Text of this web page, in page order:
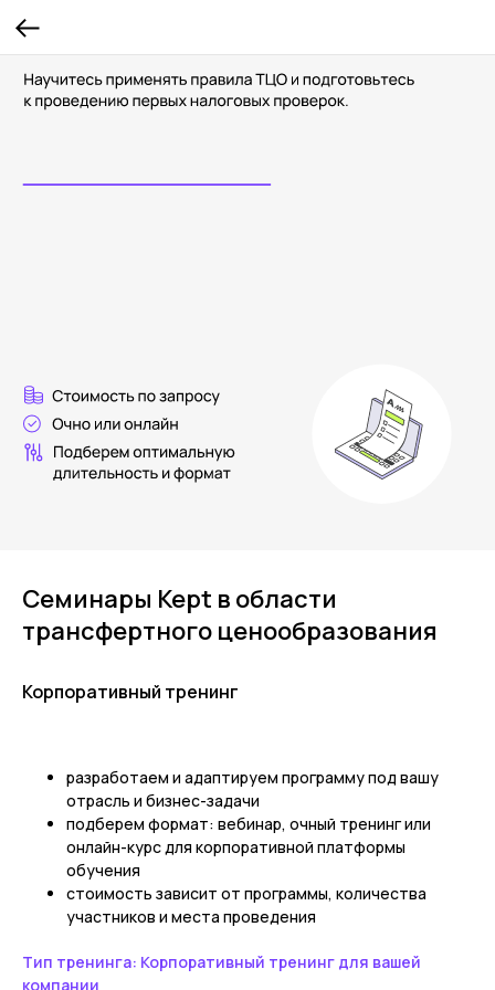
Семинары Kept в области
трансфертного ценообразования
Корпоративный тренинг
разработаем и адаптируем программу под вашу
отрасль и бизнес-задачи
подберем формат: вебинар, очный тренинг или
онлайн-курс для корпоративной платформы
обучения
стоимость зависит от программы, количества
участников и места проведения
Тип тренинга: Корпоративный тренинг для вашей
компании